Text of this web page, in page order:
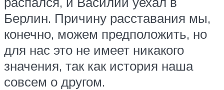
Берлин. Причину расставания мы,
конечно, можем предположить, но
для нас это не имеет никакого
значения, так как история наша
совсем о другом.